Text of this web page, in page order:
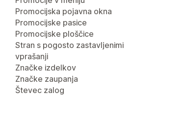
Promocijska pojavna okna
Promocijske pasice
Promocijske ploščice
Stran s pogosto zastavljenimi
vprašanji
Značke izdelkov
Značke zaupanja
Števec zalog